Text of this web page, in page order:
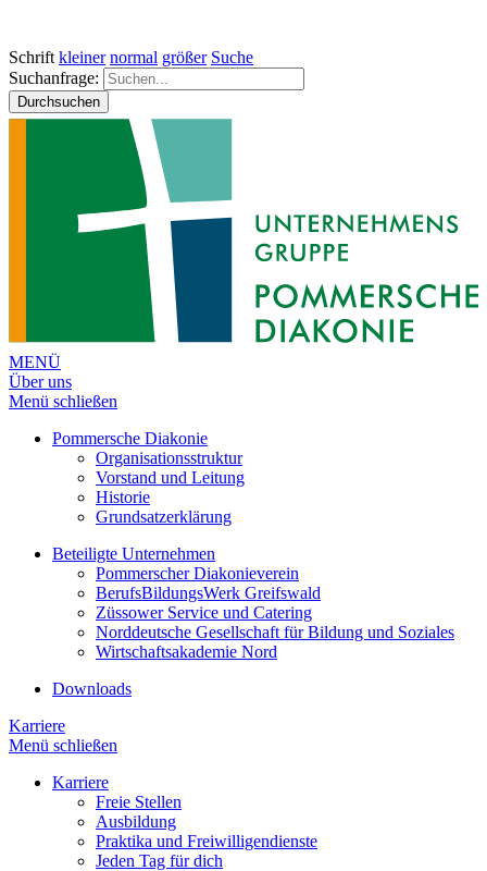
Schrift kleiner normal größer Suche
Suchanfrage:
Durchsuchen
MENÜ
Über uns
Menü schließen
Pommersche Diakonie
Organisationsstruktur
Vorstand und Leitung
Historie
Grundsatzerklärung
Beteiligte Unternehmen
Pommerscher Diakonieverein
BerufsBildungsWerk Greifswald
Züssower Service und Catering
Norddeutsche Gesellschaft für Bildung und Soziales
Wirtschaftsakademie Nord
Downloads
Karriere
Menü schließen
Karriere
Freie Stellen
Ausbildung
Praktika und Freiwilligendienste
Jeden Tag für dich